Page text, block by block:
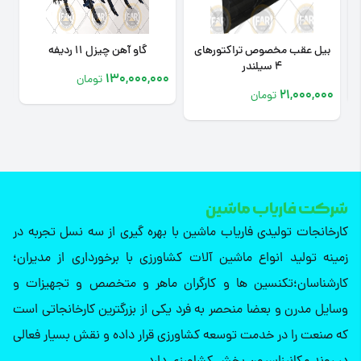
بیل عقب مخصوص تراکتورهای
4 سیلندر
21,000,000 تومان
گاو آهن چیزل 11 ردیفه
130,000,000 تومان
شرکت فاریاب ماشین
کارخانجات تولیدی فاریاب ماشین با بهره گیری از سه نسل تجربه در
زمینه تولید انواع ماشین آلات کشاورزی با برخورداری از مدیران؛
کارشناسان؛تکنسین ها و کارگران ماهر و متخصص و تجهیزات و
وسایل مدرن و بعضا منحصر به فرد یکی از بزرگترین کارخانجاتی است
که صنعت را در خدمت توسعه کشاورزی قرار داده و نقش بسیار فعالی